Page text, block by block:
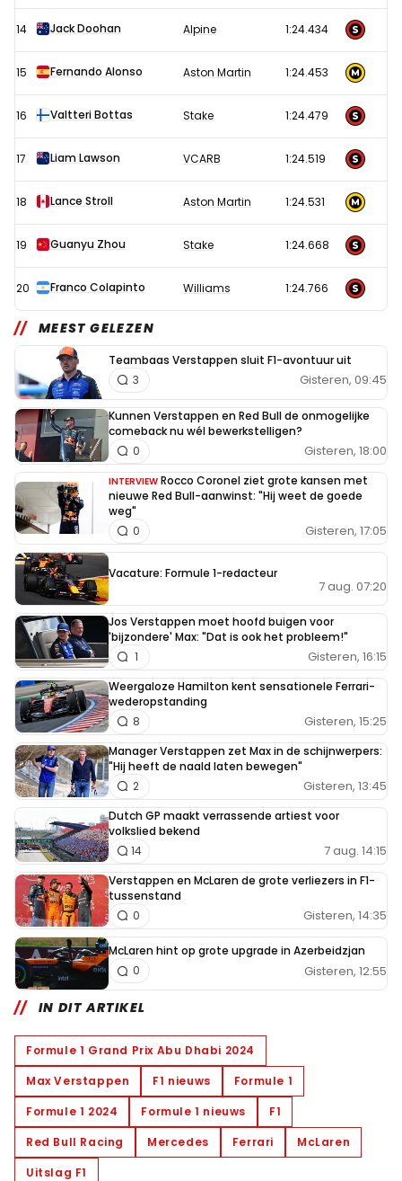
14 Jack Doohan Alpine 1:24.434
15 Fernando Alonso Aston Martin 1:24.453
16 Valtteri Bottas Stake 1:24.479
17 Liam Lawson VCARB 1:24.519
18 Lance Stroll Aston Martin 1:24.531
19 Guanyu Zhou Stake 1:24.668
20 Franco Colapinto Williams 1:24.766
MEEST GELEZEN
Teambaas Verstappen sluit F1-avontuur uit
Gisteren, 09:45
3
Kunnen Verstappen en Red Bull de onmogelijke
comeback nu wél bewerkstelligen?
Gisteren, 18:00
0
INTERVIEW Rocco Coronel ziet grote kansen met
nieuwe Red Bull-aanwinst: "Hij weet de goede
weg"
Gisteren, 17:05
0
Vacature: Formule 1-redacteur
7 aug. 07:20
Jos Verstappen moet hoofd buigen voor
'bijzondere' Max: "Dat is ook het probleem!"
Gisteren, 16:15
1
Weergaloze Hamilton kent sensationele Ferrari-
wederopstanding
Gisteren, 15:25
8
Manager Verstappen zet Max in de schijnwerpers:
"Hij heeft de naald laten bewegen"
Gisteren, 13:45
2
Dutch GP maakt verrassende artiest voor
volkslied bekend
7 aug. 14:15
14
Verstappen en McLaren de grote verliezers in F1-
tussenstand
Gisteren, 14:35
0
McLaren hint op grote upgrade in Azerbeidzjan
Gisteren, 12:55
0
IN DIT ARTIKEL
Formule 1 Grand Prix Abu Dhabi 2024
Max Verstappen
F1 nieuws
Formule 1
Formule 1 2024
Formule 1 nieuws
F1
Red Bull Racing
Mercedes Ferrari
McLaren
Uitslag F1